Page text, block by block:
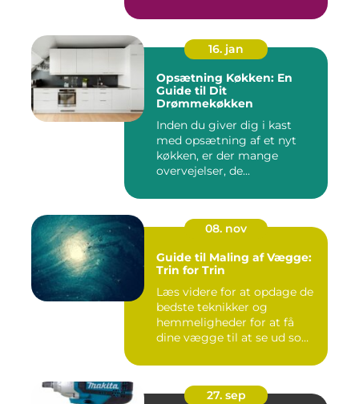
16. jan
Opsætning Køkken: En
Guide til Dit
Drømmekøkken
Inden du giver dig i kast
med opsætning af et nyt
køkken, er der mange
overvejelser, de...
08. nov
Guide til Maling af Vægge:
Trin for Trin
Læs videre for at opdage de
bedste teknikker og
hemmeligheder for at få
dine vægge til at se ud som
27. sep